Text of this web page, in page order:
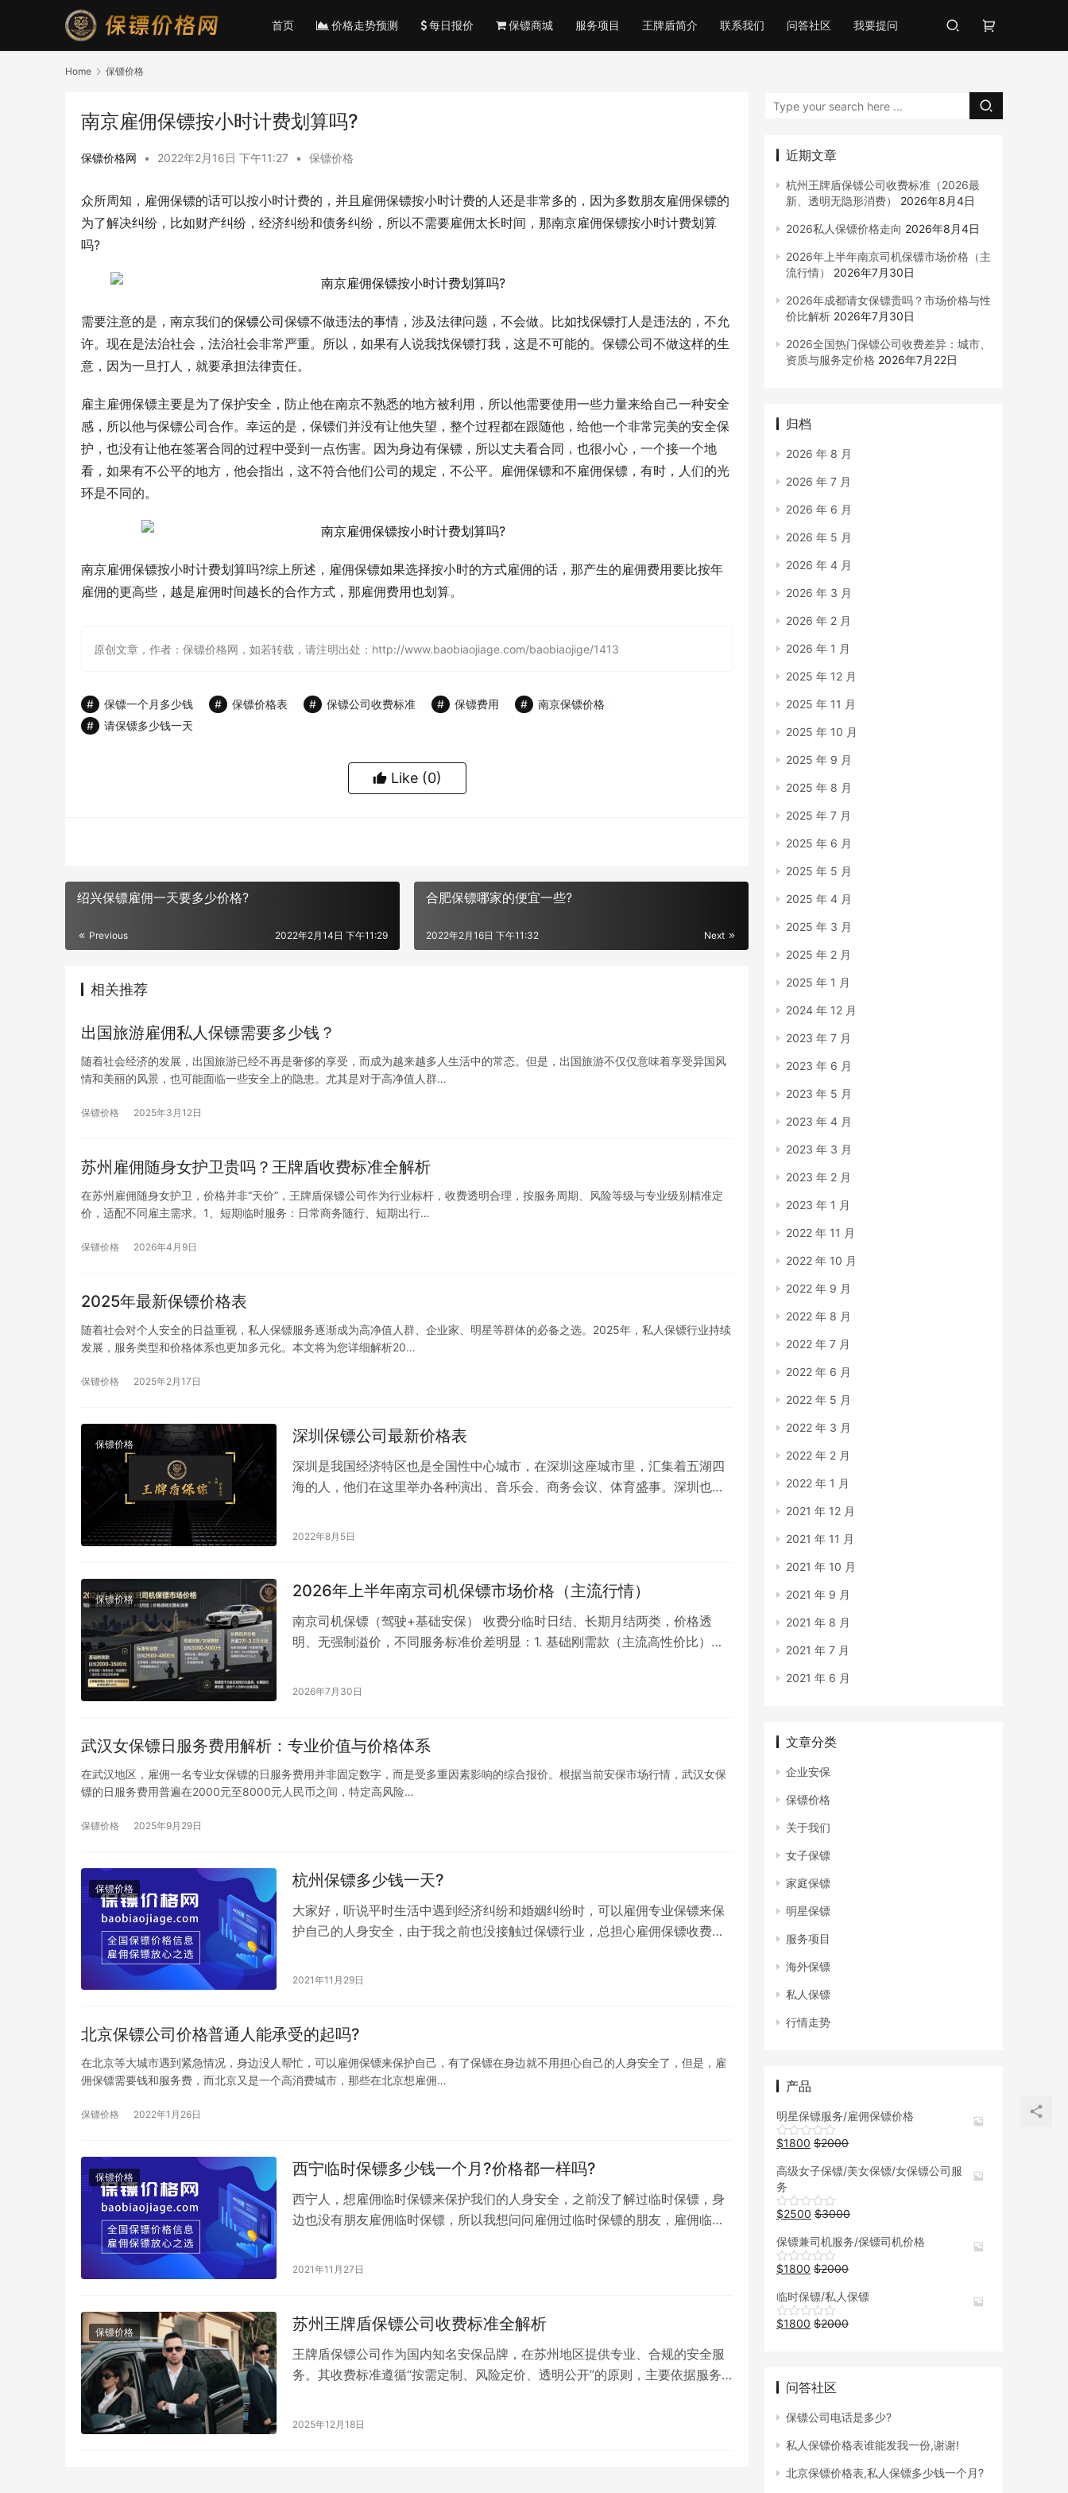
首页 价格走势预测 每日报价 保镖商城 服务项目 王牌盾简介 联系我们 问答社区 我要提问
Home 保镖价格
南京雇佣保镖按小时计费划算吗?
保镖价格网 • 2022年2月16日 下午11:27 • 保镖价格
众所周知，雇佣保镖的话可以按小时计费的，并且雇佣保镖按小时计费的人还是非常多的，因为多数朋友雇佣保镖的
为了解决纠纷，比如财产纠纷，经济纠纷和债务纠纷，所以不需要雇佣太长时间，那南京雇佣保镖按小时计费划算
吗?
需要注意的是，南京我们的保镖公司保镖不做违法的事情，涉及法律问题，不会做。比如找保镖打人是违法的，不允
许。现在是法治社会，法治社会非常严重。所以，如果有人说我找保镖打我，这是不可能的。保镖公司不做这样的生
意，因为一旦打人，就要承担法律责任。
雇主雇佣保镖主要是为了保护安全，防止他在南京不熟悉的地方被利用，所以他需要使用一些力量来给自己一种安全
感，所以他与保镖公司合作。幸运的是，保镖们并没有让他失望，整个过程都在跟随他，给他一个非常完美的安全保
护，也没有让他在签署合同的过程中受到一点伤害。因为身边有保镖，所以丈夫看合同，也很小心，一个接一个地
看，如果有不公平的地方，他会指出，这不符合他们公司的规定，不公平。雇佣保镖和不雇佣保镖，有时，人们的光
环是不同的。
南京雇佣保镖按小时计费划算吗?综上所述，雇佣保镖如果选择按小时的方式雇佣的话，那产生的雇佣费用要比按年
雇佣的更高些，越是雇佣时间越长的合作方式，那雇佣费用也划算。
原创文章，作者：保镖价格网，如若转载，请注明出处：http://www.baobiaojiage.com/baobiaojige/1413
保镖一个月多少钱 保镖价格表 保镖公司收费标准 保镖费用
南京保镖价格
请保镖多少钱一天
Like (0)
绍兴保镖雇佣一天要多少价格?
Previous 2022年2月14日 下午11:29
合肥保镖哪家的便宜一些?
Next
2022年2月16日 下午11:32
相关推荐
出国旅游雇佣私人保镖需要多少钱？
随着社会经济的发展，出国旅游已经不再是奢侈的享受，而成为越来越多人生活中的常态。但是，出国旅游不仅仅意味着享受异国风
情和美丽的风景，也可能面临一些安全上的隐患。尤其是对于高净值人群…
保镖价格 2025年3月12日
苏州雇佣随身女护卫贵吗？王牌盾收费标准全解析
在苏州雇佣随身女护卫，价格并非“天价”，王牌盾保镖公司作为行业标杆，收费透明合理，按服务周期、风险等级与专业级别精准定
价，适配不同雇主需求。1、短期临时服务：日常商务随行、短期出行…
保镖价格 2026年4月9日
2025年最新保镖价格表
随着社会对个人安全的日益重视，私人保镖服务逐渐成为高净值人群、企业家、明星等群体的必备之选。2025年，私人保镖行业持续
发展，服务类型和价格体系也更加多元化。本文将为您详细解析20…
保镖价格 2025年2月17日
保镖价格 深圳保镖公司最新价格表
深圳是我国经济特区也是全国性中心城市，在深圳这座城市里，汇集着五湖四
海的人，他们在这里举办各种演出、音乐会、商务会议、体育盛事。深圳也是
2022年8月5日
保镖价格 2026年上半年南京司机保镖市场价格（主流行情）
南京司机保镖（驾驶+基础安保） 收费分临时日结、长期月结两类，价格透
明、无强制溢价，不同服务标准价差明显：1. 基础刚需款（主流高性价比）日
2026年7月30日
武汉女保镖日服务费用解析：专业价值与价格体系
在武汉地区，雇佣一名专业女保镖的日服务费用并非固定数字，而是受多重因素影响的综合报价。根据当前安保市场行情，武汉女保
镖的日服务费用普遍在2000元至8000元人民币之间，特定高风险…
保镖价格 2025年9月29日
保镖价格 杭州保镖多少钱一天?
大家好，听说平时生活中遇到经济纠纷和婚姻纠纷时，可以雇佣专业保镖来保
护自己的人身安全，由于我之前也没接触过保镖行业，总担心雇佣保镖收费太
2021年11月29日
北京保镖公司价格普通人能承受的起吗?
在北京等大城市遇到紧急情况，身边没人帮忙，可以雇佣保镖来保护自己，有了保镖在身边就不用担心自己的人身安全了，但是，雇
佣保镖需要钱和服务费，而北京又是一个高消费城市，那些在北京想雇佣…
保镖价格 2022年1月26日
保镖价格 西宁临时保镖多少钱一个月?价格都一样吗?
西宁人，想雇佣临时保镖来保护我们的人身安全，之前没了解过临时保镖，身
边也没有朋友雇佣临时保镖，所以我想问问雇佣过临时保镖的朋友，雇佣临时
2021年11月27日
保镖价格 苏州王牌盾保镖公司收费标准全解析
王牌盾保镖公司作为国内知名安保品牌，在苏州地区提供专业、合规的安全服
务。其收费标准遵循“按需定制、风险定价、透明公开”的原则，主要依据服务
2025年12月18日
近期文章
杭州王牌盾保镖公司收费标准（2026最
新、透明无隐形消费）
2026年8月4日
2026私人保镖价格走向 2026年8月4日
2026年上半年南京司机保镖市场价格（主
流行情）
2026年7月30日
2026年成都请女保镖贵吗？市场价格与性
价比解析 2026年7月30日
2026全国热门保镖公司收费差异：城市、
资质与服务定价格 2026年7月22日
归档
2026 年 8 月
2026 年 7 月
2026 年 6 月
2026 年 5 月
2026 年 4 月
2026 年 3 月
2026 年 2 月
2026 年 1 月
2025 年 12 月
2025 年 11 月
2025 年 10 月
2025 年 9 月
2025 年 8 月
2025 年 7 月
2025 年 6 月
2025 年 5 月
2025 年 4 月
2025 年 3 月
2025 年 2 月
2025 年 1 月
2024 年 12 月
2023 年 7 月
2023 年 6 月
2023 年 5 月
2023 年 4 月
2023 年 3 月
2023 年 2 月
2023 年 1 月
2022 年 11 月
2022 年 10 月
2022 年 9 月
2022 年 8 月
2022 年 7 月
2022 年 6 月
2022 年 5 月
2022 年 3 月
2022 年 2 月
2022 年 1 月
2021 年 12 月
2021 年 11 月
2021 年 10 月
2021 年 9 月
2021 年 8 月
2021 年 7 月
2021 年 6 月
文章分类
企业安保
保镖价格
关于我们
女子保镖
家庭保镖
明星保镖
服务项目
海外保镖
私人保镖
行情走势
产品
明星保镖服务/雇佣保镖价格
$1800 $2000
高级女子保镖/美女保镖/女保镖公司服
务
$2500 $3000
保镖兼司机服务/保镖司机价格
$1800 $2000
临时保镖/私人保镖
$1800 $2000
问答社区
保镖公司电话是多少?
私人保镖价格表谁能发我一份,谢谢!
北京保镖价格表,私人保镖多少钱一个月?